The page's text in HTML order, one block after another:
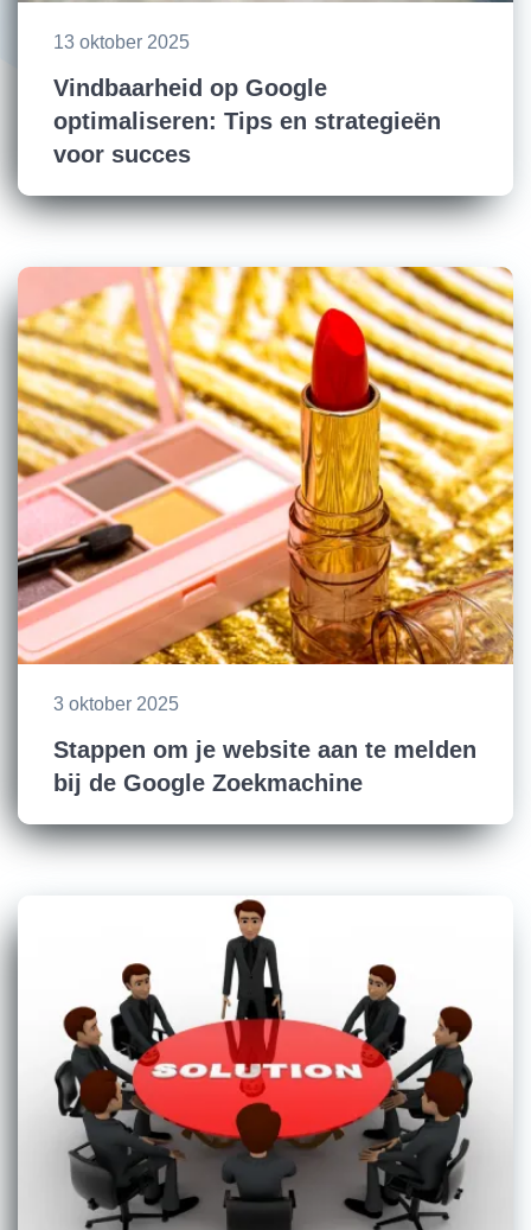
13 oktober 2025
Vindbaarheid op Google
optimaliseren: Tips en strategieën
voor succes
3 oktober 2025
Stappen om je website aan te melden
bij de Google Zoekmachine